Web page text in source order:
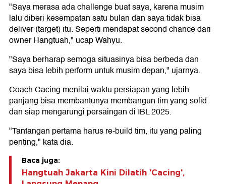
"Saya merasa ada challenge buat saya, karena musim
lalu diberi kesempatan satu bulan dan saya tidak bisa
deliver (target) itu. Seperti mendapat second chance dari
owner Hangtuah," ucap Wahyu.
"Saya berharap semoga situasinya bisa berbeda dan
saya bisa lebih perform untuk musim depan," ujarnya.
Coach Cacing menilai waktu persiapan yang lebih
panjang bisa membantunya membangun tim yang solid
dan siap mengarungi persaingan di IBL 2025.
"Tantangan pertama harus re-build tim, itu yang paling
penting," kata dia.
Baca juga:
Hangtuah Jakarta Kini Dilatih 'Cacing',